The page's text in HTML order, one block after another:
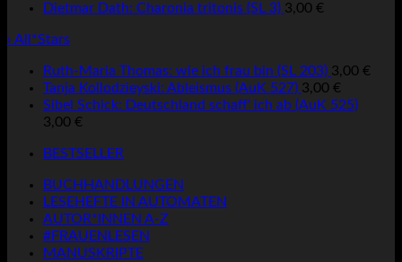
Dietmar Dath: Charonia tritonis (SL 3) 3,00 €
› All*Stars
Ruth-Maria Thomas: wie ich frau bin (SL 203) 3,00 €
Tanja Kollodzieyski: Ableismus (AuK 527) 3,00 €
Sibel Schick: Deutschland schaff' ich ab (AuK 525)
3,00 €
BESTSELLER
BUCHHANDLUNGEN
LESEHEFTE IN AUTOMATEN
AUTOR*INNEN A-Z
#FRAUENLESEN
MANUSKRIPTE